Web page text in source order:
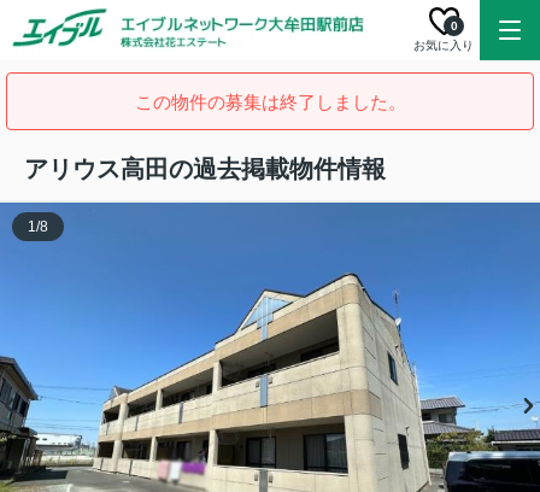
お気に入り
0
この物件の募集は終了しました。
アリウス高田の過去掲載物件情報
1/8